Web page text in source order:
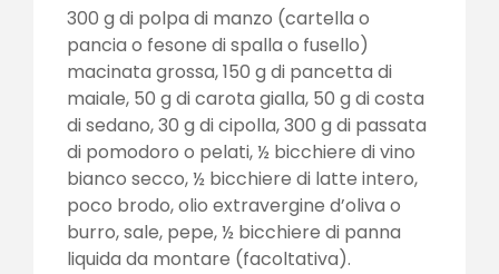
300 g di polpa di manzo (cartella o
pancia o fesone di spalla o fusello)
macinata grossa, 150 g di pancetta di
maiale, 50 g di carota gialla, 50 g di costa
di sedano, 30 g di cipolla, 300 g di passata
di pomodoro o pelati, ½ bicchiere di vino
bianco secco, ½ bicchiere di latte intero,
poco brodo, olio extravergine d’oliva o
burro, sale, pepe, ½ bicchiere di panna
liquida da montare (facoltativa).